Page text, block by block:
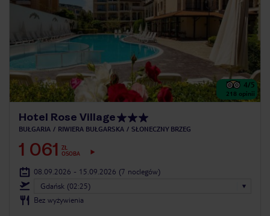
4/5
218 opinii
Hotel Rose Village
BUŁGARIA RIWIERA BUŁGARSKA SŁONECZNY BRZEG
1 061
ZŁ
OSOBA
08.09.2026 - 15.09.2026 (7 noclegów)
Gdańsk (02:25)
Bez wyżywienia